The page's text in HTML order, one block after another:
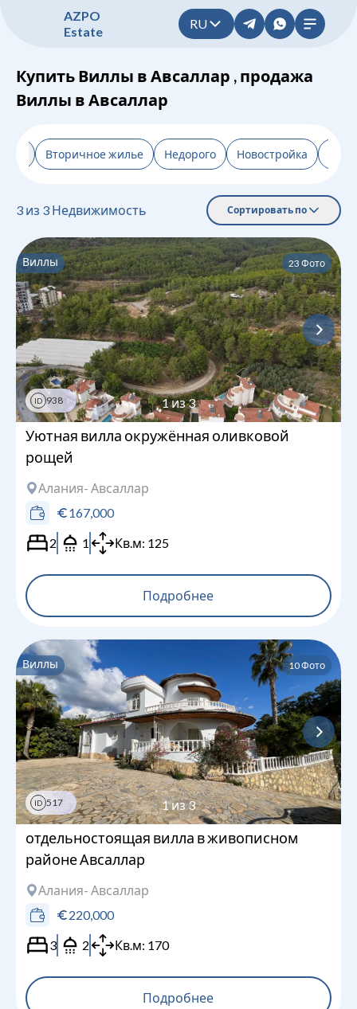
AZPO
Estate
RU
Купить Виллы в Авсаллар , продажа
Виллы в Авсаллар
Вторичное жилье Недорого Новостройка
3 из 3 Недвижимость Сортировать по
Виллы 23 Фото
ID 938 1из3
Уютная вилла окружённая оливковой
рощей
Алания- Авсаллар
167,000
2
1 Кв.м: 125
Подробнее
Виллы 10Фото
ID 517 1из3
отдельностоящая вилла в живописном
районе Авсаллар
Алания- Авсаллар
220,000
3
2 Кв.м: 170
Подробнее